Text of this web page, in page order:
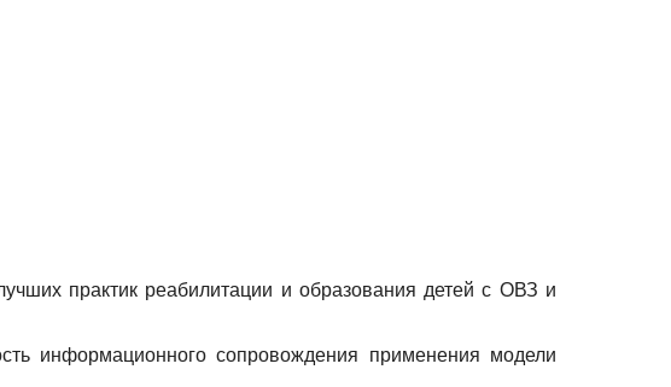
практик реабилитации и образования детей с ОВЗ и
информационного сопровождения применения модели